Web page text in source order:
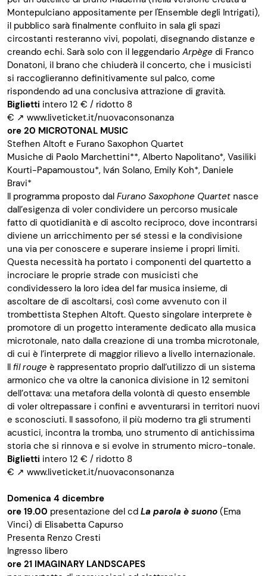
Montepulciano appositamente per l'Ensemble degli Intrigati),
il pubblico sarà finalmente confluito in sala gli spazi
circostanti resteranno vivi, popolati, disegnando distanze e
creando echi. Sarà solo con il leggendario Arpège di Franco
Donatoni, il brano che chiuderà il concerto, che i musicisti
si raccoglieranno definitivamente sul palco, come
rispondendo ad una conclusiva attrazione di gravità.
Biglietti intero 12 € / ridotto 8
€ ↗ www.liveticket.it/nuovaconsonanza
ore 20 MICROTONAL MUSIC
Stefhen Altoft e Furano Saxophon Quartet
Musiche di Paolo Marchettini**, Alberto Napolitano*, Vasiliki
Kourti-Papamoustou*, Iván Solano, Emily Koh*, Daniele
Bravi*
Il programma proposto dal Furano Saxophone Quartet nasce
dall’esigenza di voler condividere un percorso musicale
fatto di quotidianità e di ascolto reciproco, dove incontrarsi
diviene un arricchimento per sé stessi e la condivisione
una via per conoscere e superare insieme i propri limiti.
Questa necessità ha portato i componenti del quartetto a
incrociare le proprie strade con musicisti che
condividessero la loro idea del far musica insieme, di
ascoltare de di ascoltarsi, così come avvenuto con il
trombettista Stephen Altoft. Questo singolare interprete è
promotore di un progetto interamente dedicato alla musica
microtonale, nato dalla creazione di una tromba microtonale,
di cui è l’interprete di maggior rilievo a livello internazionale.
Il fil rouge è rappresentato proprio dall’utilizzo di un sistema
armonico che va oltre la canonica divisione in 12 semitoni
dell’ottava: una metafora della volontà di questo ensemble
di voler oltrepassare i confini e avventurarsi in territori nuovi
e sconosciuti. Il sassofono, il più moderno tra gli strumenti
acustici, incontra la tromba, uno strumento di antichissima
storia che si rinnova e si evolve in strumento micro-tonale.
Biglietti intero 12 € / ridotto 8
€ ↗ www.liveticket.it/nuovaconsonanza
Domenica 4 dicembre
ore 19.00 presentazione del cd La parola è suono (Ema
Vinci) di Elisabetta Capurso
Presenta Renzo Cresti
Ingresso libero
ore 21 IMAGINARY LANDSCAPES